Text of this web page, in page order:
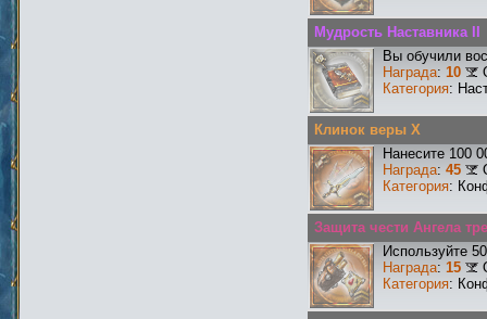
Мудрость Наставника II
Вы обучили
Награда: 10
Категория:
Клинок веры X
Нанесите 100
Награда: 45
Категория:
Защита чести Ангела
Используйте
Награда: 15
Категория: